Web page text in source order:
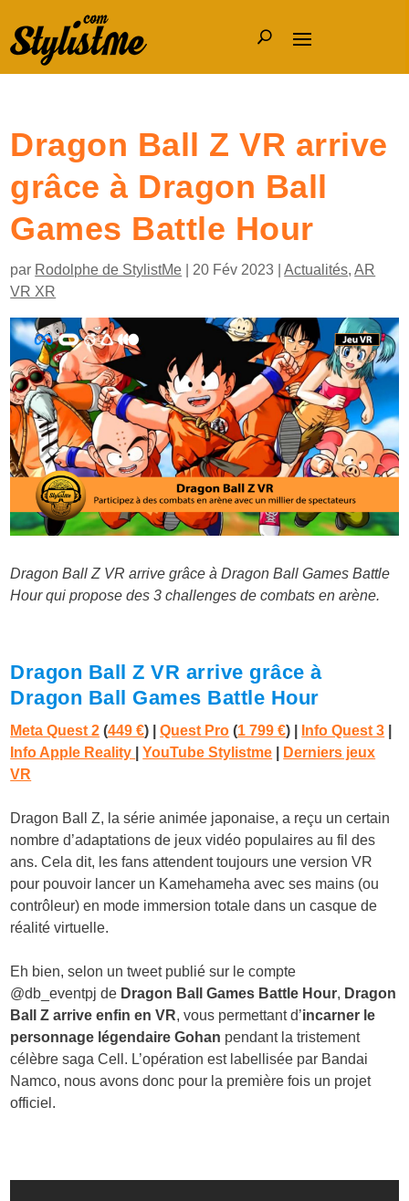
Dragon Ball Z VR arrive
grâce à Dragon Ball
Games Battle Hour
par Rodolphe de StylistMe 20 Fév 2023 |Actualités,AR
VR XR
Dragon Ball Z VR arrive grâce à Dragon Ball Games Battle
Hour qui propose des 3 challenges de combats en arène.
Dragon Ball Z VR arrive grâce à
Dragon Ball Games Battle Hour
Meta Quest 2 (449 €) |Quest Pro (1 799 €) Info Quest 3
Info Apple Reality
YouTube Stylistme
Derniers jeux
VR
Dragon Ball Z, la série animée japonaise, a reçu un certain
nombre d’adaptations de jeux vidéo populaires au fil des
ans. Cela dit, les fans attendent toujours une version VR
pour pouvoir lancer un Kamehameha avec ses mains (ou
contrôleur) en mode immersion totale dans un casque de
réalité virtuelle.
Eh bien, selon un tweet publié sur le compte
@db_eventpj de Dragon Ball Games Battle Hour, Dragon
Ball Z arrive enfin en VR, vous permettant d’incarner le
personnage légendaire Gohan pendant la tristement
célèbre saga Cell. L’opération est labellisée par Bandai
Namco, nous avons donc pour la première fois un projet
officiel.